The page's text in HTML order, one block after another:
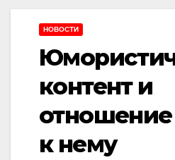
НОВОСТИ
контент и
к нему